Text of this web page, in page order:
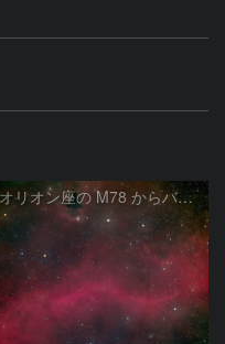
オリオン座の M78 からバーナードループをまたいで LDN1622あたり